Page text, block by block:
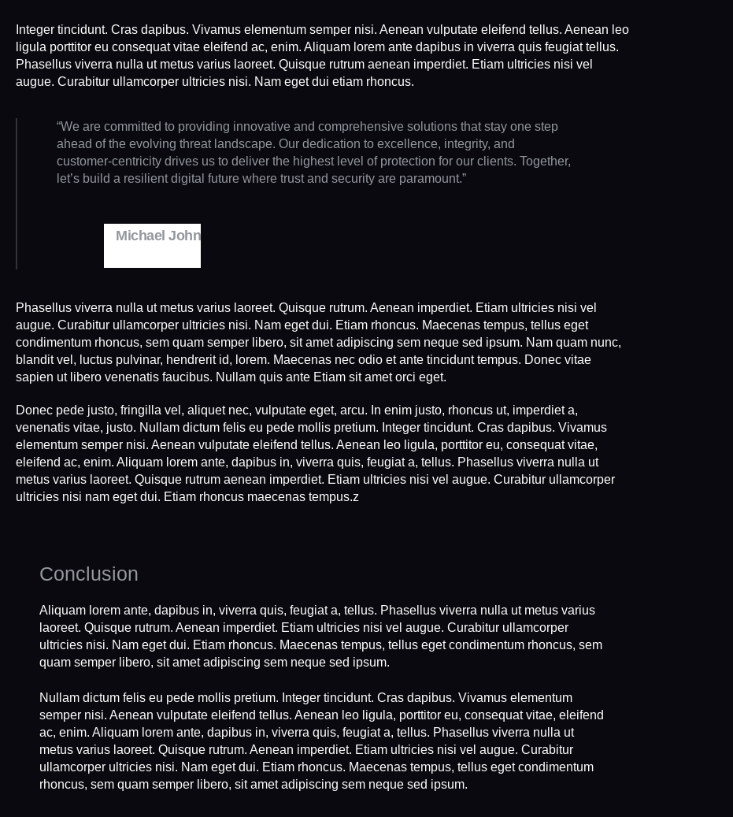
Integer tincidunt. Cras dapibus. Vivamus elementum semper nisi. Aenean vulputate eleifend tellus. Aenean leo
ligula porttitor eu consequat vitae eleifend ac, enim. Aliquam lorem ante dapibus in viverra quis feugiat tellus.
Phasellus viverra nulla ut metus varius laoreet. Quisque rutrum aenean imperdiet. Etiam ultricies nisi vel
augue. Curabitur ullamcorper ultricies nisi. Nam eget dui etiam rhoncus.
“We are committed to providing innovative and comprehensive solutions that stay one step
ahead of the evolving threat landscape. Our dedication to excellence, integrity, and
customer-centricity drives us to deliver the highest level of protection for our clients. Together,
let’s build a resilient digital future where trust and security are paramount.”
Michael John
Phasellus viverra nulla ut metus varius laoreet. Quisque rutrum. Aenean imperdiet. Etiam ultricies nisi vel
augue. Curabitur ullamcorper ultricies nisi. Nam eget dui. Etiam rhoncus. Maecenas tempus, tellus eget
condimentum rhoncus, sem quam semper libero, sit amet adipiscing sem neque sed ipsum. Nam quam nunc,
blandit vel, luctus pulvinar, hendrerit id, lorem. Maecenas nec odio et ante tincidunt tempus. Donec vitae
sapien ut libero venenatis faucibus. Nullam quis ante Etiam sit amet orci eget.
Donec pede justo, fringilla vel, aliquet nec, vulputate eget, arcu. In enim justo, rhoncus ut, imperdiet a,
venenatis vitae, justo. Nullam dictum felis eu pede mollis pretium. Integer tincidunt. Cras dapibus. Vivamus
elementum semper nisi. Aenean vulputate eleifend tellus. Aenean leo ligula, porttitor eu, consequat vitae,
eleifend ac, enim. Aliquam lorem ante, dapibus in, viverra quis, feugiat a, tellus. Phasellus viverra nulla ut
metus varius laoreet. Quisque rutrum aenean imperdiet. Etiam ultricies nisi vel augue. Curabitur ullamcorper
ultricies nisi nam eget dui. Etiam rhoncus maecenas tempus.z
Conclusion
Aliquam lorem ante, dapibus in, viverra quis, feugiat a, tellus. Phasellus viverra nulla ut metus varius
laoreet. Quisque rutrum. Aenean imperdiet. Etiam ultricies nisi vel augue. Curabitur ullamcorper
ultricies nisi. Nam eget dui. Etiam rhoncus. Maecenas tempus, tellus eget condimentum rhoncus, sem
quam semper libero, sit amet adipiscing sem neque sed ipsum.
Nullam dictum felis eu pede mollis pretium. Integer tincidunt. Cras dapibus. Vivamus elementum
semper nisi. Aenean vulputate eleifend tellus. Aenean leo ligula, porttitor eu, consequat vitae, eleifend
ac, enim. Aliquam lorem ante, dapibus in, viverra quis, feugiat a, tellus. Phasellus viverra nulla ut
metus varius laoreet. Quisque rutrum. Aenean imperdiet. Etiam ultricies nisi vel augue. Curabitur
ullamcorper ultricies nisi. Nam eget dui. Etiam rhoncus. Maecenas tempus, tellus eget condimentum
rhoncus, sem quam semper libero, sit amet adipiscing sem neque sed ipsum.